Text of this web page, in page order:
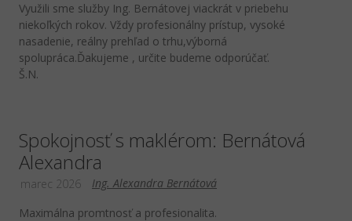
Využili sme služby Ing. Bernátovej viackrát v priebehu
niekoľkých rokov. Vždy profesionálny prístup, vysoké
nasadenie, reálny prehľad o trhu,výborná
spolupráca.Ďakujeme , určite budeme odporúčať.
Š.N.
Spokojnosť s maklérom: Bernátová
Alexandra
Ing. Alexandra Bernátová
marec 2026
Maximálna promtnosť a profesionalita.